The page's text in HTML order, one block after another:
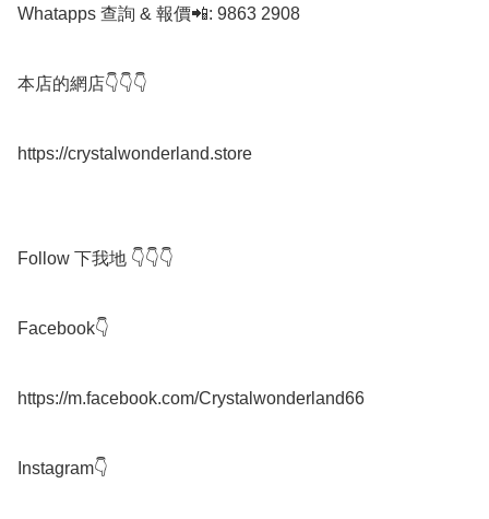
Whatapps 查詢 & 報價📲: 9863 2908
本店的網店👇👇👇
https://crystalwonderland.store
Follow 下我地 👇👇👇
Facebook👇
https://m.facebook.com/Crystalwonderland66
Instagram👇